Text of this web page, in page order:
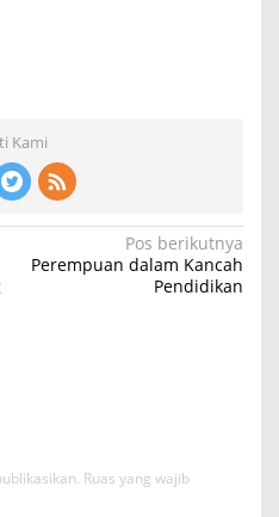
Kami
Pos berikutnya
Perempuan dalam Kancah
Pendidikan
Ruas yang wajib